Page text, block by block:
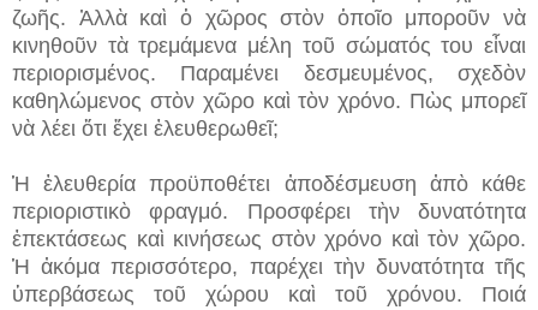
ζωῆς. Ἀλλὰ καὶ ὁ χῶρος στὸν ὁποῖο μποροῦν νὰ
κινηθοῦν τὰ τρεμάμενα μέλη τοῦ σώματός του εἶναι
περιορισμένος. Παραμένει δεσμευμένος, σχεδὸν
καθηλώμενος στὸν χῶρο καὶ τὸν χρόνο. Πὼς μπορεῖ
νὰ λέει ὅτι ἔχει ἐλευθερωθεῖ;
Ἡ ἐλευθερία προϋποθέτει ἀποδέσμευση ἀπὸ κάθε
περιοριστικὸ φραγμό. Προσφέρει τὴν δυνατότητα
ἐπεκτάσεως καὶ κινήσεως στὸν χρόνο καὶ τὸν χῶρο.
Ἡ ἀκόμα περισσότερο, παρέχει τὴν δυνατότητα τῆς
ὑπερβάσεως τοῦ χώρου καὶ τοῦ χρόνου. Ποιά